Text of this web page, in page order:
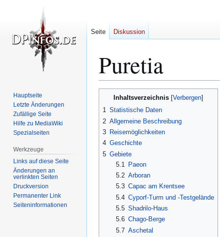
Puretia
Inhaltsverzeichnis
1 Statistische Daten
2 Allgemeine Beschreibung
3 Reisemöglichkeiten
4 Geschichte
5 Gebiete
5.1
Paeon
5.2 Arboran
5.3 Capac am Krentsee
5.4 Cyporf-Turm und -Testgelände
5.5 Shadrilo-Haus
5.6 Chago-Berge
5.7 Aschetal
Seite Diskussion
Hauptseite
Letzte Änderungen
Zufällige Seite
Hilfe zu MediaWiki
Spezialseiten
Werkzeuge
Links auf diese Seite
Änderungen an
verlinkten Seiten
Druckversion
Permanenter Link
Seiten­­informationen